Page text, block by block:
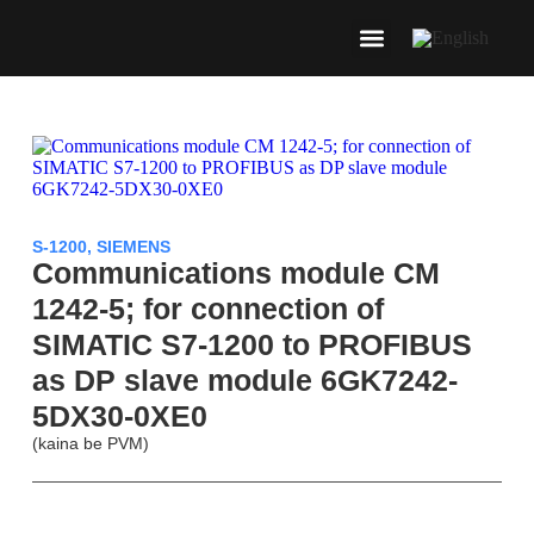
S-1200, SIEMENS
Communications module CM
1242-5; for connection of
SIMATIC S7-1200 to PROFIBUS
as DP slave module 6GK7242-
5DX30-0XE0
(kaina be PVM)